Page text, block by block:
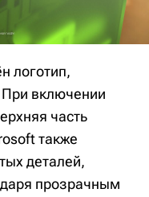
логотип,
включении
часть
также
деталей,
прозрачным